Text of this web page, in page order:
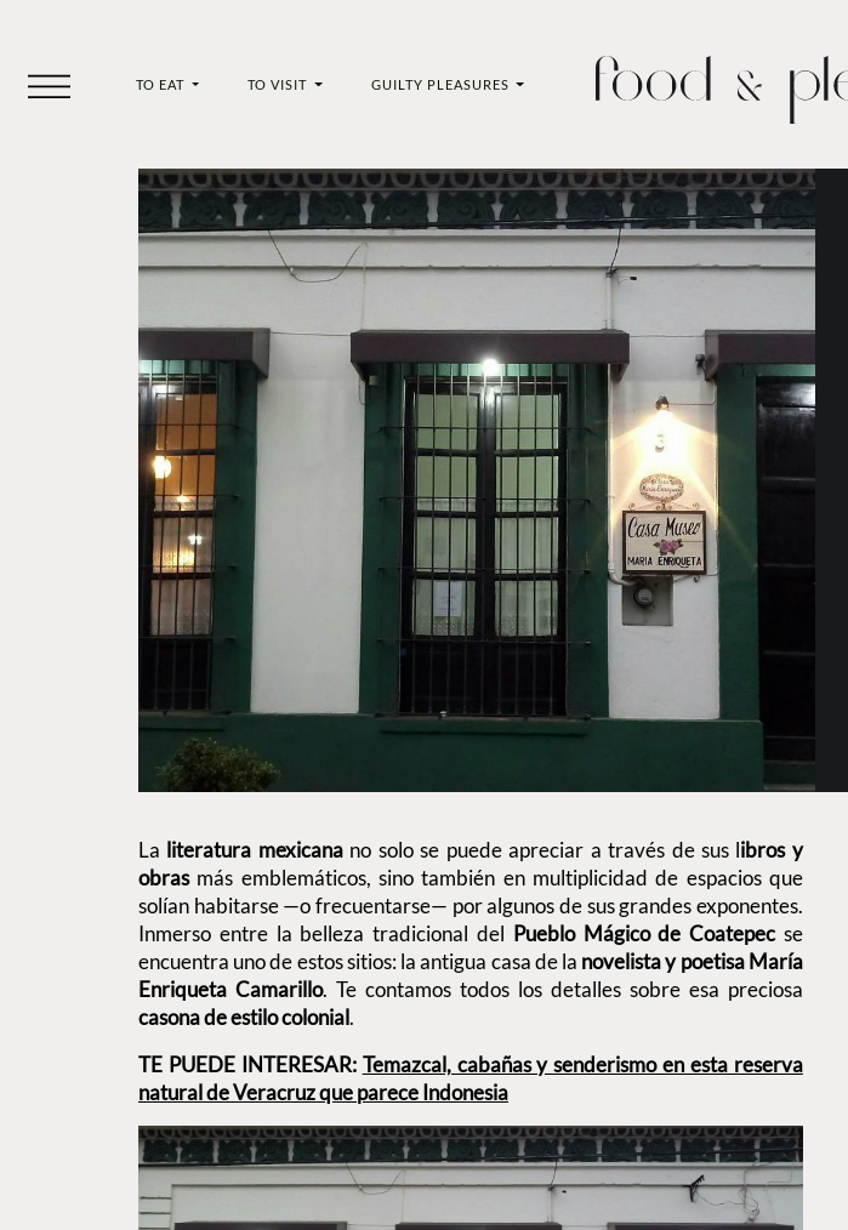
TO EAT TO VISIT GUILTY PLEASURES
La literatura mexicanano solo se puede apreciar a través de sus libros y
obrasmás emblemáticos, sino también en multiplicidad de espacios que
solían habitarse —o frecuentarse— por algunos de sus grandes exponentes.
Inmerso entre la belleza tradicional del Pueblo Mágico de Coatepec se
encuentra uno de estos sitios: la antigua casa de la novelista y poetisa María
Enriqueta Camarillo. Te contamos todos los detalles sobre esa preciosa
casona de estilo colonial.
TE PUEDE INTERESAR: Temazcal, cabañas y senderismo en esta reserva
natural de Veracruz que parece Indonesia